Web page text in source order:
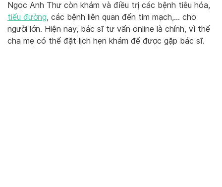
Ngọc Anh Thư còn khám và điều trị các bệnh tiêu hóa,
tiểu đường, các bệnh liên quan đến tim mạch,… cho
người lớn. Hiện nay, bác sĩ tư vấn online là chính, vì thế
cha mẹ có thể đặt lịch hẹn khám để được gặp bác sĩ.